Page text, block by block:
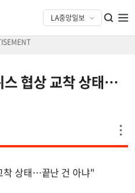
협상 교착 상태…
착 상태…끝난 건 아냐"